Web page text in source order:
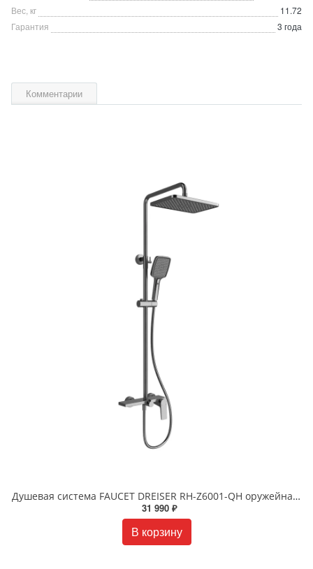
Вес, кг
11.72
Гарантия
3 года
Комментарии
Душевая система FAUCET DREISER RH-Z6001-QH оружейная сталь
31 990 ₽
В корзину